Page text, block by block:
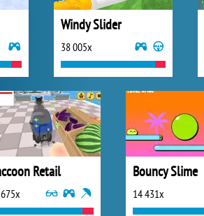
Windy Slider
38 005x
Retail Bouncy Slime
14 431x